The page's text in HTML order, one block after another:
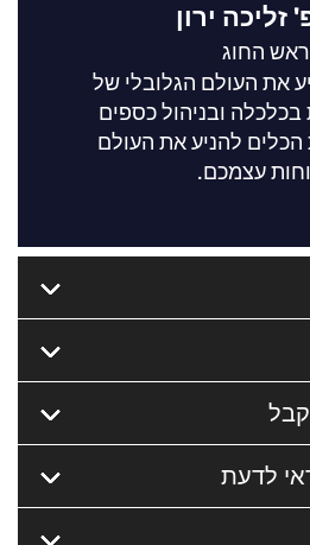
זליכה ירון
ראש החוג
את העולם הגלובלי של
בכלכלה ובניהול כספים
להניע את העולם
עצמכם.
לדעת